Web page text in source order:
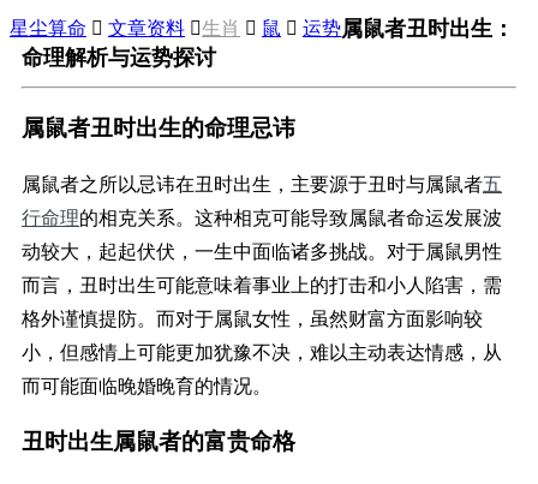
星尘算命  文章资料 生肖  鼠  运势属鼠者丑时出生：
命理解析与运势探讨
属鼠者丑时出生的命理忌讳
属鼠者之所以忌讳在丑时出生，主要源于丑时与属鼠者五
行命理的相克关系。这种相克可能导致属鼠者命运发展波
动较大，起起伏伏，一生中面临诸多挑战。对于属鼠男性
而言，丑时出生可能意味着事业上的打击和小人陷害，需
格外谨慎提防。而对于属鼠女性，虽然财富方面影响较
小，但感情上可能更加犹豫不决，难以主动表达情感，从
而可能面临晚婚晚育的情况。
丑时出生属鼠者的富贵命格